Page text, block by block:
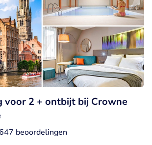
voor 2 + ontbijt bij Crowne
beoordelingen